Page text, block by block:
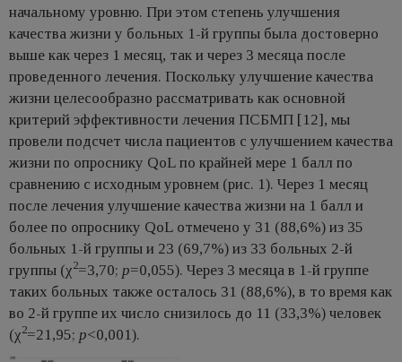
начальному уровню. При этом степень улучшения
качества жизни у больных 1-й группы была достоверно
выше как через 1 месяц, так и через 3 месяца после
проведенного лечения. Поскольку улучшение качества
жизни целесообразно рассматривать как основной
критерий эффективности лечения ПСБМП [12], мы
провели подсчет числа пациентов с улучшением качества
жизни по опроснику QoL по крайней мере 1 балл по
сравнению с исходным уровнем (рис. 1). Через 1 месяц
после лечения улучшение качества жизни на 1 балл и
более по опроснику QoL отмечено у 31 (88,6%) из 35
больных 1-й группы и 23 (69,7%) из 33 больных 2-й
группы (χ2=3,70; p=0,055). Через 3 месяца в 1-й группе
таких больных также осталось 31 (88,6%), в то время как
во 2-й группе их число снизилось до 11 (33,3%) человек
(χ2=21,95; p<0,001).